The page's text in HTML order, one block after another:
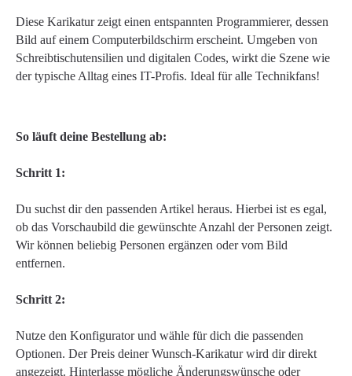
Diese Karikatur zeigt einen entspannten Programmierer, dessen
Bild auf einem Computerbildschirm erscheint. Umgeben von
Schreibtischutensilien und digitalen Codes, wirkt die Szene wie
der typische Alltag eines IT-Profis. Ideal für alle Technikfans!
So läuft deine Bestellung ab:
Schritt 1:
Du suchst dir den passenden Artikel heraus. Hierbei ist es egal,
ob das Vorschaubild die gewünschte Anzahl der Personen zeigt.
Wir können beliebig Personen ergänzen oder vom Bild
entfernen.
Schritt 2:
Nutze den Konfigurator und wähle für dich die passenden
Optionen. Der Preis deiner Wunsch-Karikatur wird dir direkt
angezeigt. Hinterlasse mögliche Änderungswünsche oder